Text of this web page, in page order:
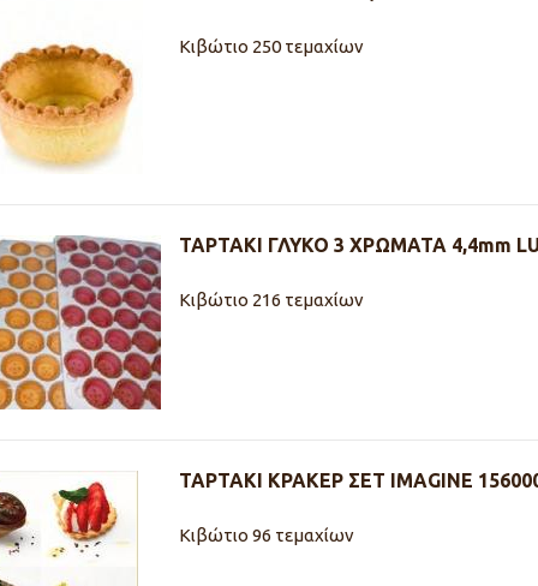
Κιβώτιο 250 τεμαχίων
ΤΑΡΤΑΚΙ ΓΛΥΚΟ 3 ΧΡΩΜΑΤΑ 4,4mm
Κιβώτιο 216 τεμαχίων
ΤΑΡΤΑΚΙ ΚΡΑΚΕΡ ΣΕΤ IMAGINE
Κιβώτιο 96 τεμαχίων